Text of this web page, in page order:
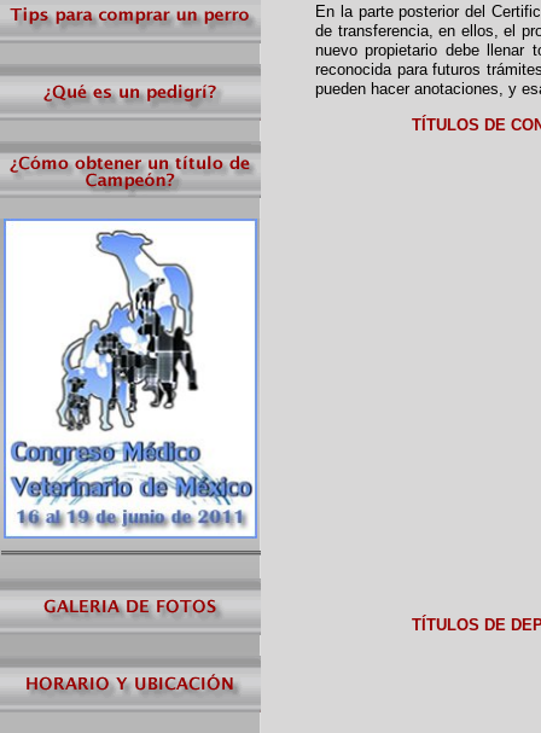
En la parte posterior del
de transferencia, en ellos, el
nuevo propietario debe llenar
reconocida para futuros
pueden hacer anotaciones, y
TÍTULOS DE
TÍTULOS DE